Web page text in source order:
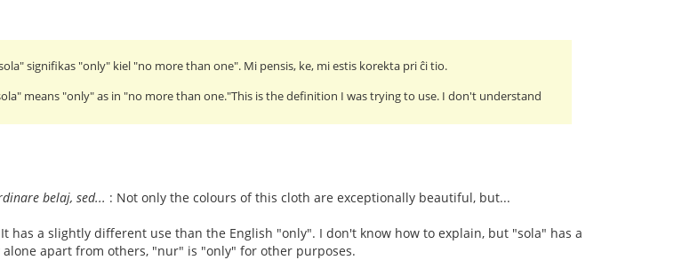
signifikas "only" kiel "no more than one". Mi pensis, ke, mi estis korekta pri ĉi tio.
means "only" as in "no more than one."This is the definition I was trying to use. I don't understand
belaj, sed... : Not only the colours of this cloth are exceptionally beautiful, but...
has a slightly different use than the English "only". I don't know how to explain, but "sola" has a
apart from others, "nur" is "only" for other purposes.